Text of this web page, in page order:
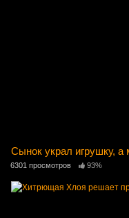
Сынок украл игрушку, а
6301 просмотров 93%